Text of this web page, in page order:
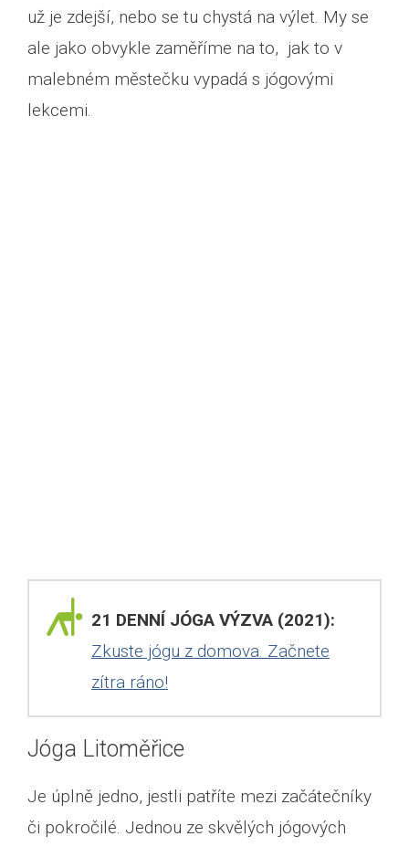
už je zdejší, nebo se tu chystá na výlet. My se
ale jako obvykle zaměříme na to, jak to v
malebném městečku vypadá s jógovými
lekcemi.
21 DENNÍ JÓGA VÝZVA (2021):
Zkuste jógu z domova. Začnete
zítra ráno!
Jóga Litoměřice
Je úplně jedno, jestli patříte mezi začátečníky
či pokročilé. Jednou ze skvělých jógových